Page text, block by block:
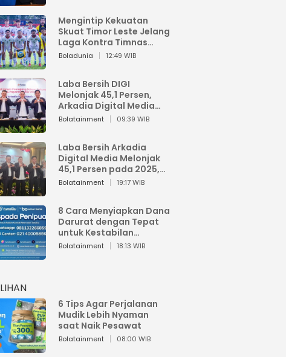
Mengintip Kekuatan
Skuat Timor Leste Jelang
Laga Kontra Timnas
Indonesia di Piala AFF
Boladunia 12:49 WIB
Laba Bersih DIGI
Melonjak 45,1 Persen,
Arkadia Digital Media
Perkuat Bisnis AI dan
Bolatainment 09:39 WIB
Laba Bersih Arkadia
Digital Media Melonjak
45,1 Persen pada 2025,
Sentuh Rp1,76 Miliar
Bolatainment 19:17 WIB
8 Cara Menyiapkan Dana
Darurat dengan Tepat
untuk Kestabilan
Keuangan
Bolatainment 18:13 WIB
6 Tips Agar Perjalanan
Mudik Lebih Nyaman
saat Naik Pesawat
Bolatainment 08:00 WIB